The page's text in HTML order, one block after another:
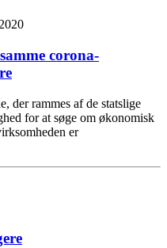
corona-
der rammes af de statslige
for at søge om økonomisk
er